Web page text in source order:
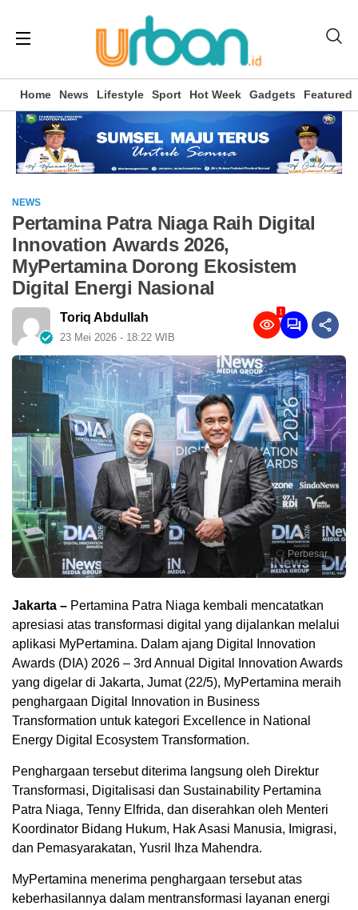
Home News Lifestyle Sport Hot Week Gadgets Featured
NEWS
Pertamina Patra Niaga Raih Digital
Innovation Awards 2026,
MyPertamina Dorong Ekosistem
Digital Energi Nasional
Toriq Abdullah
23 Mei 2026 - 18:22 WIB
1
Perbesar
Jakarta – Pertamina Patra Niaga kembali mencatatkan
apresiasi atas transformasi digital yang dijalankan melalui
aplikasi MyPertamina. Dalam ajang Digital Innovation
Awards (DIA) 2026 – 3rd Annual Digital Innovation Awards
yang digelar di Jakarta, Jumat (22/5), MyPertamina meraih
penghargaan Digital Innovation in Business
Transformation untuk kategori Excellence in National
Energy Digital Ecosystem Transformation.
Penghargaan tersebut diterima langsung oleh Direktur
Transformasi, Digitalisasi dan Sustainability Pertamina
Patra Niaga, Tenny Elfrida, dan diserahkan oleh Menteri
Koordinator Bidang Hukum, Hak Asasi Manusia, Imigrasi,
dan Pemasyarakatan, Yusril Ihza Mahendra.
MyPertamina menerima penghargaan tersebut atas
keberhasilannya dalam mentransformasi layanan energi